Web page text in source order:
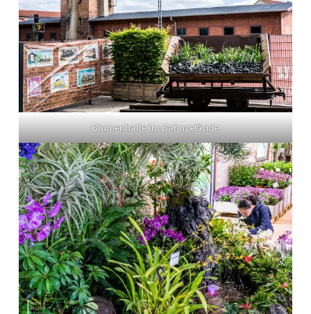
Blumenhalle im Bahngelände